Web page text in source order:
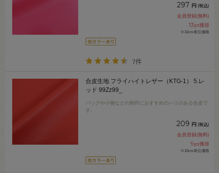
297 円 (税込)
会員登録(無料)
13pt獲得
※10cm単位価格
7件
合皮生地 フライハイトレザー（KTG-1） 5.レ
ッド 99Zz99_
バッグや小物などの制作におすすめのハリのある合皮で
す。
209 円 (税込)
会員登録(無料)
9pt獲得
※10cm単位価格